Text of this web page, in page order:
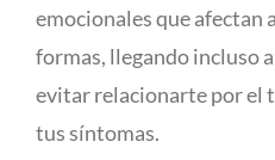
emocionales que afectan
formas, llegando incluso
evitar relacionarte por el
tus síntomas.